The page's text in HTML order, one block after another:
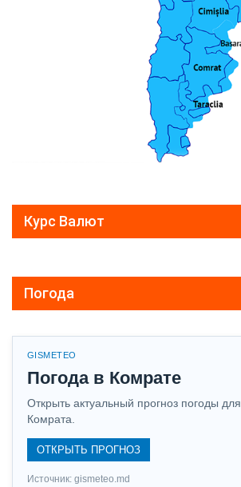
Курс Валют
Погода
GISMETEO
Погода в Комрате
Открыть актуальный прогноз погоды для
Комрата.
ОТКРЫТЬ ПРОГНОЗ
Источник: gismeteo.md